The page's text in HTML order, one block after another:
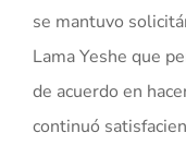
se mantuvo
Lama Yeshe que
de acuerdo en
continuó